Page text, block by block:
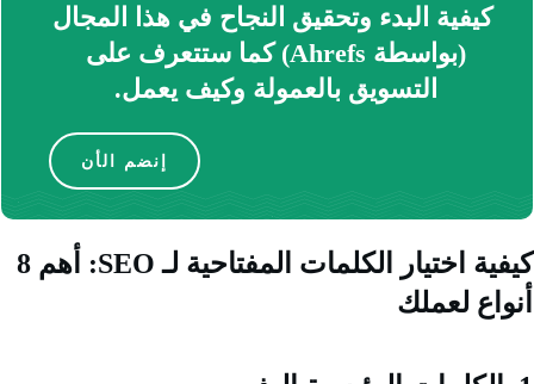
كيفية البدء وتحقيق النجاح في هذا المجال
(بواسطة Ahrefs) كما ستتعرف على
التسويق بالعمولة وكيف يعمل.
إنضم الأن
كيفية اختيار الكلمات المفتاحية لـ SEO: أهم 8
لعملك